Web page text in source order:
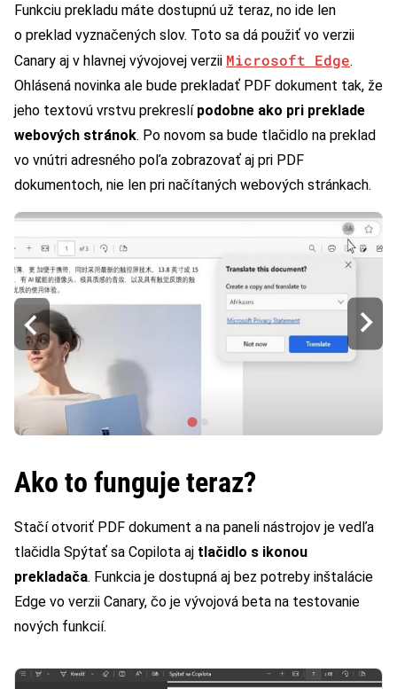
Funkciu prekladu máte dostupnú už teraz, no ide len
o preklad vyznačených slov. Toto sa dá použiť vo verzii
Canary aj v hlavnej vývojovej verzii Microsoft Edge.
Ohlásená novinka ale bude prekladať PDF dokument tak, že
jeho textovú vrstvu prekreslí podobne ako pri preklade
webových stránok. Po novom sa bude tlačidlo na preklad
vo vnútri adresného poľa zobrazovať aj pri PDF
dokumentoch, nie len pri načítaných webových stránkach.
Ako to funguje teraz?
Stačí otvoriť PDF dokument a na paneli nástrojov je vedľa
tlačidla Spýtať sa Copilota aj tlačidlo s ikonou
prekladača. Funkcia je dostupná aj bez potreby inštalácie
Edge vo verzii Canary, čo je vývojová beta na testovanie
nových funkcií.